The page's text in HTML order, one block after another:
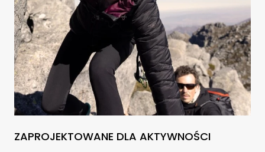
ZAPROJEKTOWANE DLA AKTYWNOŚCI